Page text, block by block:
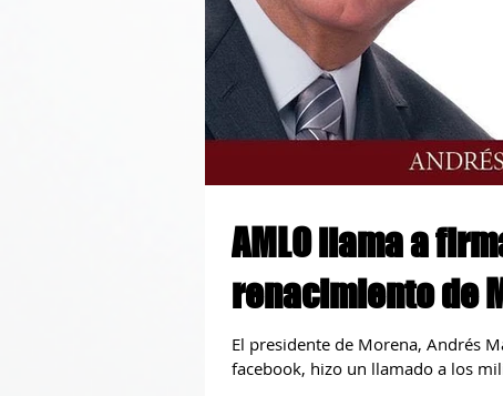
AMLO llama a
renacimiento de
El presidente de Morena, Andrés
facebook, hizo un llamado a los